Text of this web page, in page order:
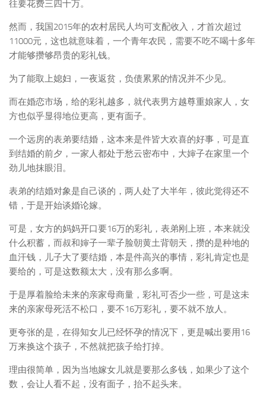
往要花费三四十万。
然而，我国2015年的农村居民人均可支配收入，才首次超过
11000元，这也就意味着，一个青年农民，需要不吃不喝十多年
才能够攒够昂贵的彩礼钱。
为了能取上媳妇，一夜返贫，负债累累的情况并不少见。
而在婚恋市场，给的彩礼越多，就代表男方越尊重娘家人，女
方也似乎显得地位更高，更有面子。
一个远房的表弟要结婚，这本来是件皆大欢喜的好事，可是直
到结婚的前夕，一家人都处于愁云密布中，大婶子在家里一个
劲儿地抹眼泪。
表弟的结婚对象是自己谈的，两人处了大半年，彼此觉得还不
错，于是开始谈婚论嫁。
可是，女方的妈妈开口要16万的彩礼，表弟刚上班，本来就没
什么积蓄，而叔和婶子一辈子脸朝黄土背朝天，攒的是种地的
血汗钱，儿子大了要结婚，本是件高兴的事情，彩礼肯定也是
要给的，可是这数额太大，没有那么多啊。
于是厚着脸给未来的亲家母商量，彩礼可否少一些，可是这未
来的亲家母死活不松口，要不16万彩礼，要不就不放人。
更夸张的是，在得知女儿已经怀孕的情况下，更是喊出要用16
万来换这个孩子，不然就把孩子给打掉。
理由很简单，因为当地嫁女儿就是要那么多钱，如果少了这个
数，会让人看不起，没有面子，抬不起头来。